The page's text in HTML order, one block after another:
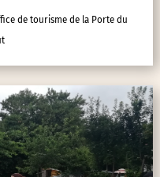
de tourisme de la Porte du